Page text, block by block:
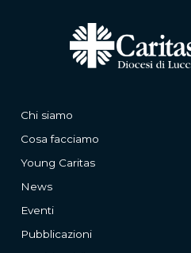
Chi siamo
Cosa facciamo
Young Caritas
News
Eventi
Pubblicazioni